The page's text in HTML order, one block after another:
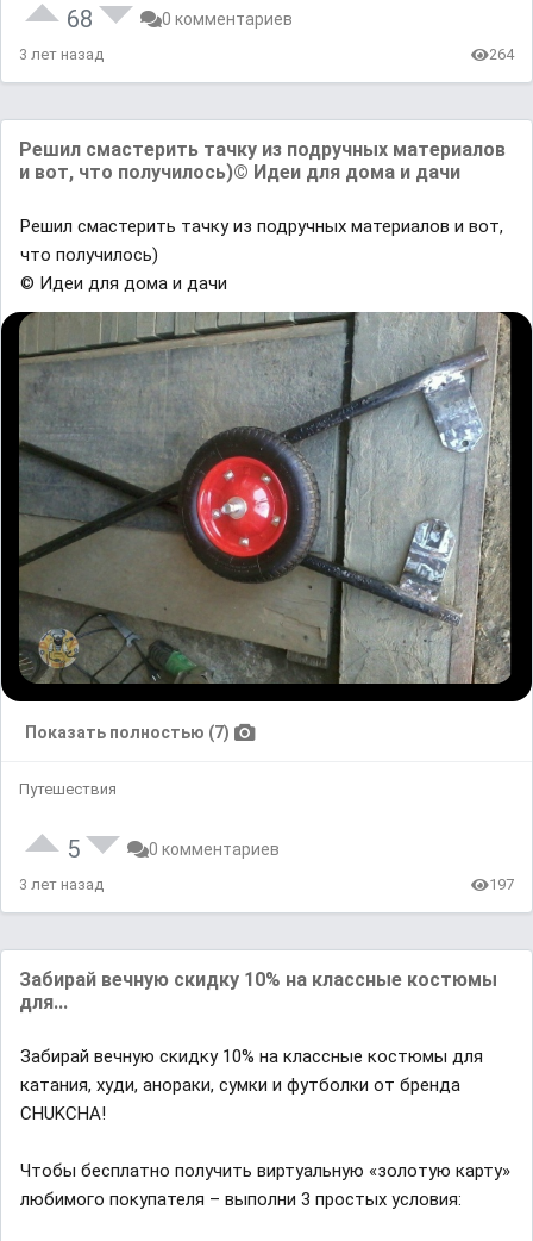
68 0 комментариев
3 лет назад 264
Решил смастерить тачку из подручных материалов
и вот, что получилось)© Идеи для дома и дачи
Решил смастерить тачку из подручных материалов и вот,
что получилось)
© Идеи для дома и дачи
Показать полностью (7)
Путешествия
5 0 комментариев
3 лет назад 197
Забирай вечную скидку 10% на классные костюмы
для...
Забирай вечную скидку 10% на классные костюмы для
катания, худи, анораки, сумки и футболки от бренда
CHUKCHA!
Чтобы бесплатно получить виртуальную «золотую карту»
любимого покупателя – выполни 3 простых условия: